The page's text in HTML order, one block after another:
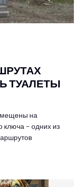
ТУАЛЕТЫ
на
ключа – одних из